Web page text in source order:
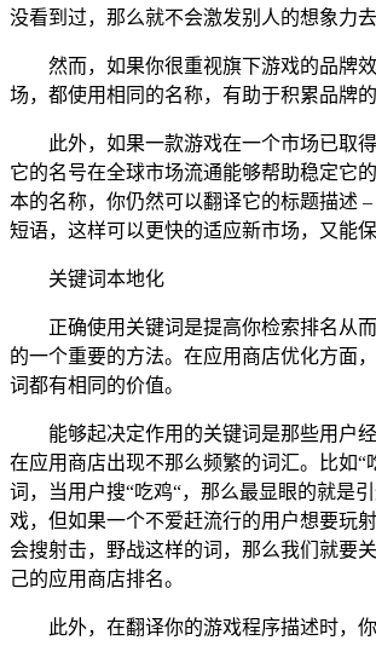
没看到过，那么就不会激发别人的想象力去
然而，如果你很重视旗下游戏的品牌
场，都使用相同的名称，有助于积累品牌
此外，如果一款游戏在一个市场已取
它的名号在全球市场流通能够帮助稳定它
本的名称，你仍然可以翻译它的标题描述
短语，这样可以更快的适应新市场，又能保
关键词本地化
正确使用关键词是提高你检索排名从
的一个重要的方法。在应用商店优化方面
词都有相同的价值。
能够起决定作用的关键词是那些用户
在应用商店出现不那么频繁的词汇。比如“
词，当用户搜“吃鸡“，那么最显眼的就是
戏，但如果一个不爱赶流行的用户想要玩
会搜射击，野战这样的词，那么我们就要
己的应用商店排名。
此外，在翻译你的游戏程序描述时，